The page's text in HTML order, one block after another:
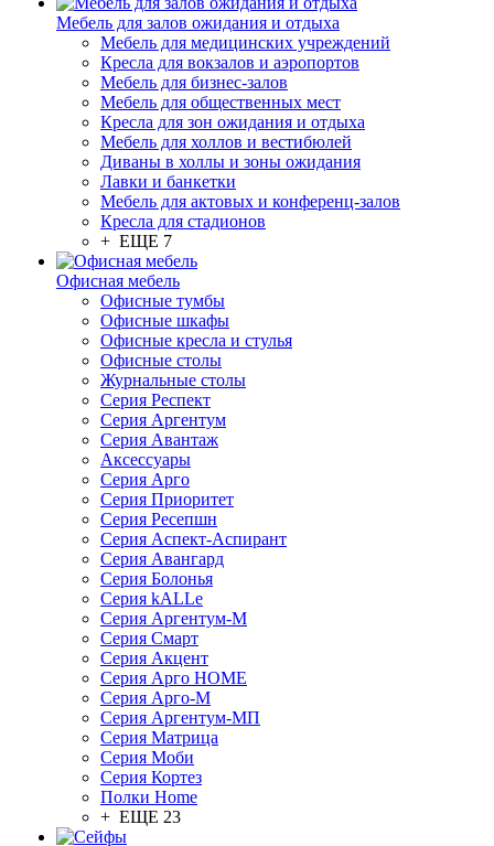
Мебель для залов ожидания и отдыха
Мебель для медицинских учреждений
Кресла для вокзалов и аэропортов
Мебель для бизнес-залов
Мебель для общественных мест
Кресла для зон ожидания и отдыха
Мебель для холлов и вестибюлей
Диваны в холлы и зоны ожидания
Лавки и банкетки
Мебель для актовых и конференц-залов
Кресла для стадионов
+ ЕЩЕ 7
Офисная мебель
Офисные тумбы
Офисные шкафы
Офисные кресла и стулья
Офисные столы
Журнальные столы
Серия Респект
Серия Аргентум
Серия Авантаж
Аксессуары
Серия Арго
Серия Приоритет
Серия Ресепшн
Серия Аспект-Аспирант
Серия Авангард
Серия Болонья
Серия kALLe
Серия Аргентум-М
Серия Смарт
Серия Акцент
Серия Арго HOME
Серия Арго-М
Серия Аргентум-МП
Серия Матрица
Серия Моби
Серия Кортез
Полки Home
+ ЕЩЕ 23